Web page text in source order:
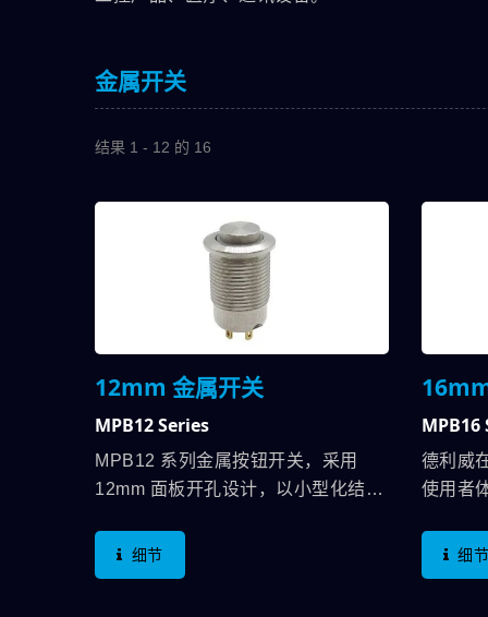
金属开关
结果 1 - 12 的 16
12mm 金属开关
MPB12 Series
MPB12 系列金属按钮开关，采用
12mm 面板开孔设计，以小型化结构
外壳具备抗破坏特性，可有效抵抗外
部冲击与磨损，确保长期耐用与安全
细节
MPB16
德利威
使用者
压时，
此，将
细节
7M系列